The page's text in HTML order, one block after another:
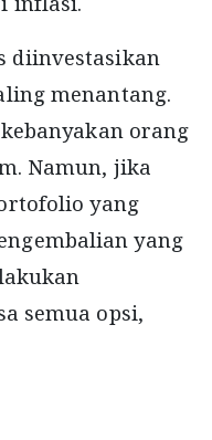
diinvestasikan
menantang.
orang
Namun, jika
yang
yang
semua opsi,